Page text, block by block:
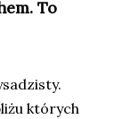
To
których